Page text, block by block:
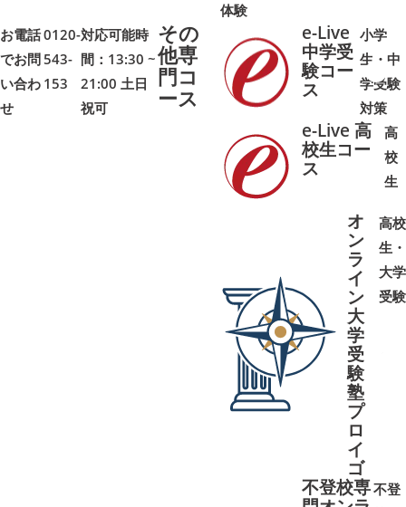
体験
お電話
でお問
い合わ
せ
0120-
543-
153
対応可能時
間：13:30 ~
21:00 土日
祝可
その
他専
門コ
ース
e-Live
中学受
験コー
ス
小学
生・中
学受験
対策
➜➜
e-Live 高
校生コー
ス
高
校
生
➜➜
オ
ン
ラ
イ
ン
大
学
受
験
塾
プ
ロ
イ
ゴ
高校
生・
大学
受験
不登校専不登